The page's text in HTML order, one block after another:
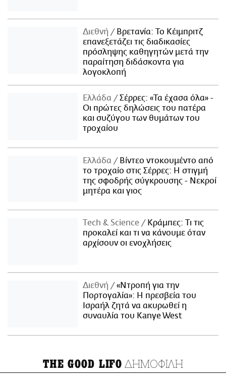
Διεθνή
Βρετανία: Το Κέιμπριτζ
επανεξετάζει τις διαδικασίες
πρόσληψης καθηγητών μετά την
παραίτηση διδάσκοντα για
λογοκλοπή
Ελλάδα
Σέρρες: «Τα έχασα όλα» -
Οι πρώτες δηλώσεις του πατέρα
και συζύγου των θυμάτων του
τροχαίου
Ελλάδα
Βίντεο ντοκουμέντο από
το τροχαίο στις Σέρρες: Η στιγμή
της σφοδρής σύγκρουσης - Νεκροί
μητέρα και γιος
Τech & Science
Κράμπες: Τι τις
προκαλεί και τι να κάνουμε όταν
αρχίσουν οι ενοχλήσεις
Διεθνή
«Ντροπή για την
Πορτογαλία»: Η πρεσβεία του
Ισραήλ ζητά να ακυρωθεί η
συναυλία του Kanye West
THE GOOD LIFO ΔΗΜΟΦΙΛΗ